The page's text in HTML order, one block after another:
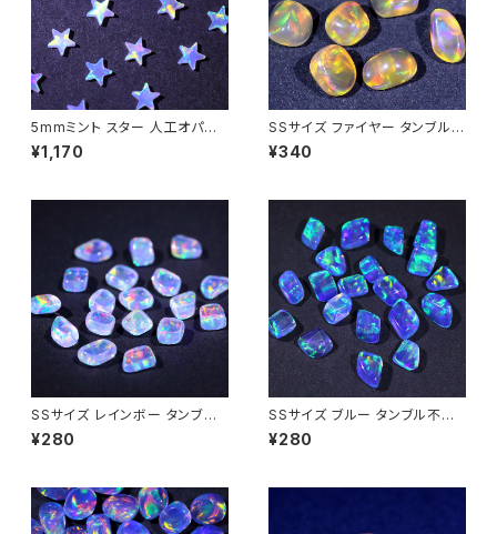
5mmミント スター 人工オパー
ル1個 - 耐熱ガラス / ボロシリケ
イトガラス（COE33）専用
¥1,170
SSサイズ ファイヤー タンブル不
定形人工オパール1個 - 耐熱ガ
ラス / ボロシリケイトガラス（C
¥340
SSサイズ レインボー タンブル
不定形人工オパール1個 - 耐熱
ガラス / ボロシリケイトガラス
¥280
SSサイズ ブルー タンブル不定
形人工オパール1個 - 耐熱ガラ
ス / ボロシリケイトガラス（COE
¥280